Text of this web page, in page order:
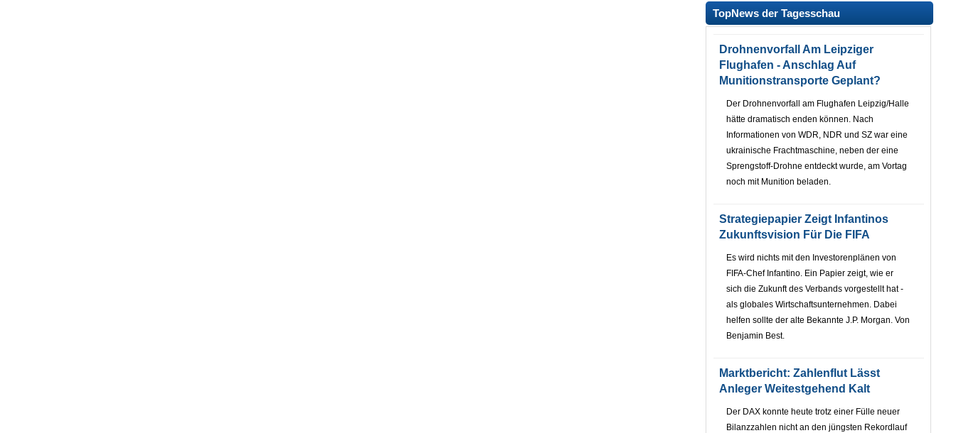
TopNews der Tagesschau
Drohnenvorfall Am Leipziger
Flughafen - Anschlag Auf
Munitionstransporte Geplant?
Der Drohnenvorfall am Flughafen Leipzig/Halle
hätte dramatisch enden können. Nach
Informationen von WDR, NDR und SZ war eine
ukrainische Frachtmaschine, neben der eine
Sprengstoff-Drohne entdeckt wurde, am Vortag
noch mit Munition beladen.
Strategiepapier Zeigt Infantinos
Zukunftsvision Für Die FIFA
Es wird nichts mit den Investorenplänen von
FIFA-Chef Infantino. Ein Papier zeigt, wie er
sich die Zukunft des Verbands vorgestellt hat -
als globales Wirtschaftsunternehmen. Dabei
helfen sollte der alte Bekannte J.P. Morgan. Von
Benjamin Best.
Marktbericht: Zahlenflut Lässt
Anleger Weitestgehend Kalt
Der DAX konnte heute trotz einer Fülle neuer
Bilanzzahlen nicht an den jüngsten Rekordlauf